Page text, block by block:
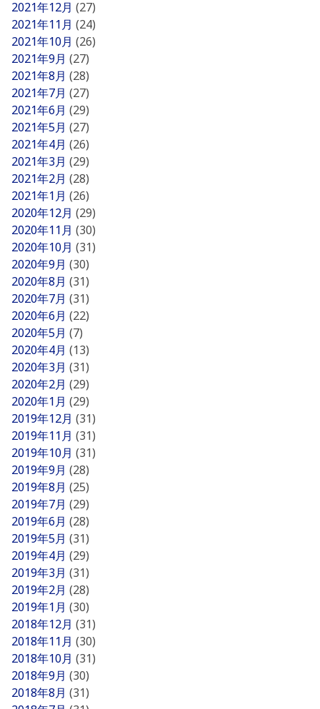
2021年12月 (27)
2021年11月 (24)
2021年10月 (26)
2021年9月 (27)
2021年8月 (28)
2021年7月 (27)
2021年6月 (29)
2021年5月 (27)
2021年4月 (26)
2021年3月 (29)
2021年2月 (28)
2021年1月 (26)
2020年12月 (29)
2020年11月 (30)
2020年10月 (31)
2020年9月 (30)
2020年8月 (31)
2020年7月 (31)
2020年6月 (22)
2020年5月 (7)
2020年4月 (13)
2020年3月 (31)
2020年2月 (29)
2020年1月 (29)
2019年12月 (31)
2019年11月 (31)
2019年10月 (31)
2019年9月 (28)
2019年8月 (25)
2019年7月 (29)
2019年6月 (28)
2019年5月 (31)
2019年4月 (29)
2019年3月 (31)
2019年2月 (28)
2019年1月 (30)
2018年12月 (31)
2018年11月 (30)
2018年10月 (31)
2018年9月 (30)
2018年8月 (31)